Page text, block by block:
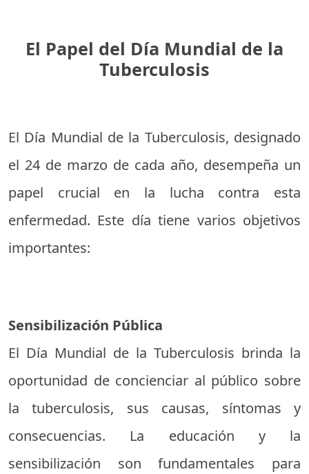
El Papel del Día Mundial de la
Tuberculosis
El Día Mundial de la Tuberculosis, designado
el 24 de marzo de cada año, desempeña un
papel crucial en la lucha contra esta
enfermedad. Este día tiene varios objetivos
importantes:
Sensibilización Pública
El Día Mundial de la Tuberculosis brinda la
oportunidad de concienciar al público sobre
la tuberculosis, sus causas, síntomas y
consecuencias. La educación y la
sensibilización son fundamentales para